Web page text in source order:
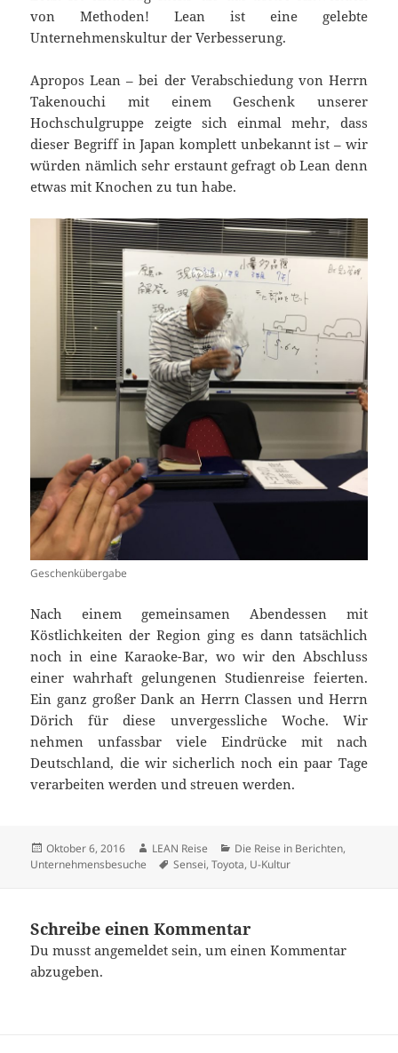
von Methoden! Lean ist eine gelebte
Unternehmenskultur der Verbesserung.
Apropos Lean – bei der Verabschiedung von Herrn
Takenouchi mit einem Geschenk unserer
Hochschulgruppe zeigte sich einmal mehr, dass
dieser Begriff in Japan komplett unbekannt ist – wir
würden nämlich sehr erstaunt gefragt ob Lean denn
etwas mit Knochen zu tun habe.
Geschenkübergabe
Nach einem gemeinsamen Abendessen mit
Köstlichkeiten der Region ging es dann tatsächlich
noch in eine Karaoke-Bar, wo wir den Abschluss
einer wahrhaft gelungenen Studienreise feierten.
Ein ganz großer Dank an Herrn Classen und Herrn
Dörich für diese unvergessliche Woche. Wir
nehmen unfassbar viele Eindrücke mit nach
Deutschland, die wir sicherlich noch ein paar Tage
verarbeiten werden und streuen werden.
Veröffentlicht
am
Oktober 6, 2016 Autor
LEAN Reise Kategorien
Die Reise in Berichten,
Unternehmensbesuche
Schlagwörter
Sensei,Toyota, U-Kultur
Schreibe einen Kommentar
Du musstangemeldet sein, um einen Kommentar
abzugeben.